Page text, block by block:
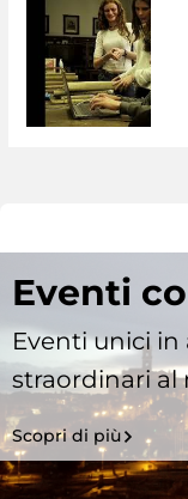
Eventi
Eventi unici
straordinari al
Scopri di più